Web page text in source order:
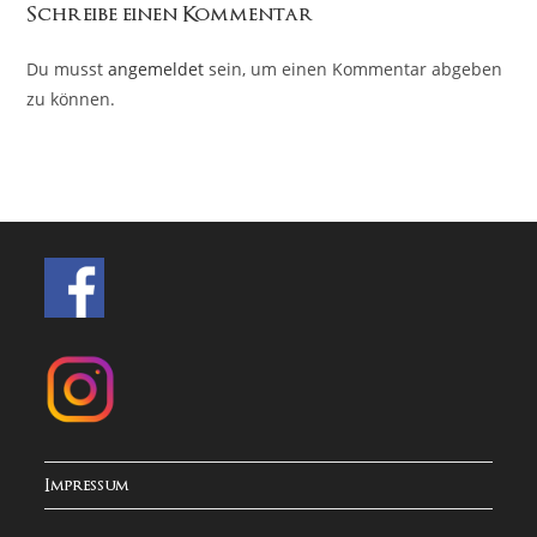
Schreibe einen Kommentar
Du musstangemeldet sein, um einen Kommentar abgeben
zu können.
Impressum